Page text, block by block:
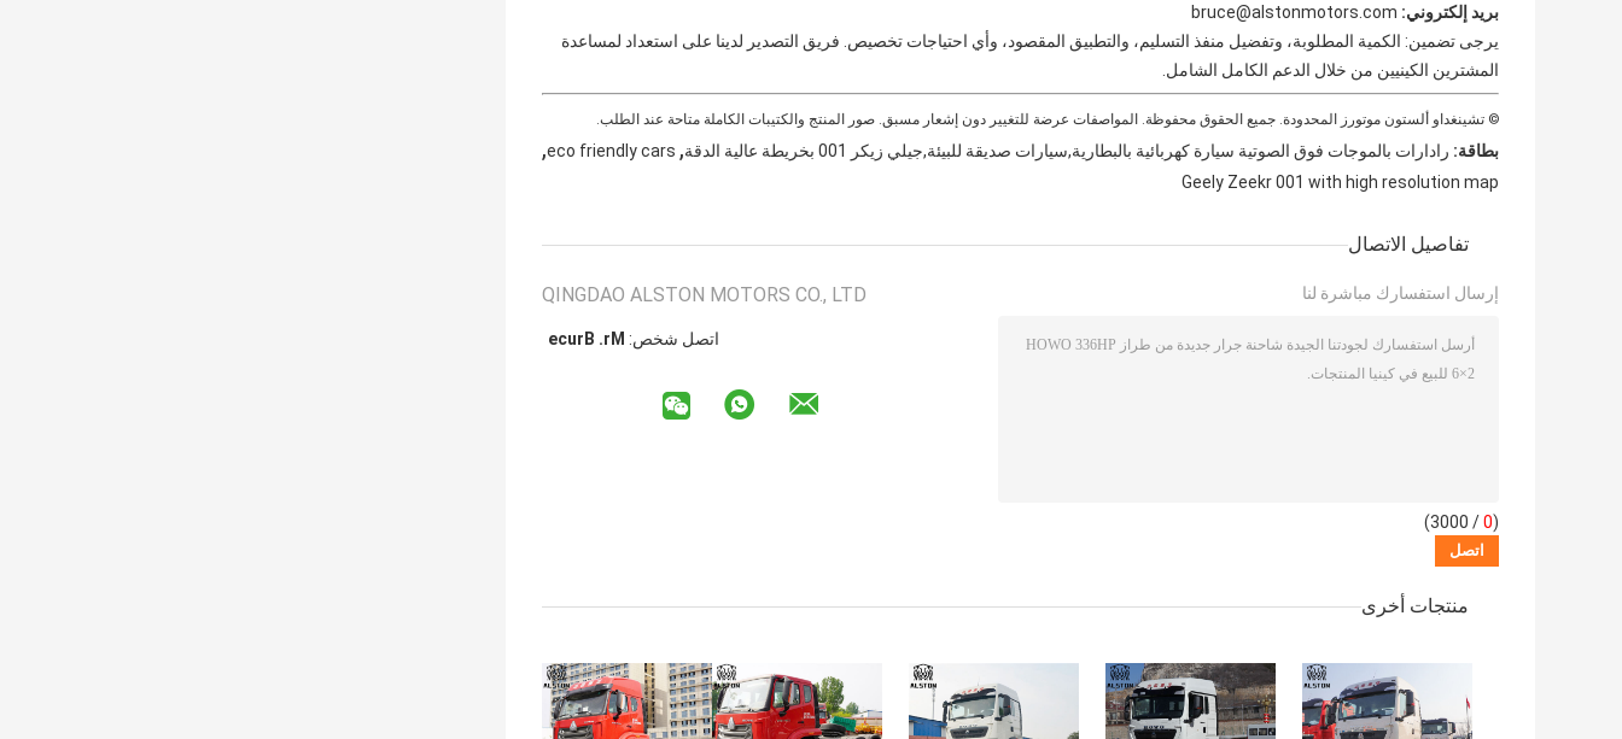
بريد إلكتروني: bruce@alstonmotors.com
يرجى تضمين: الكمية المطلوبة، وتفضيل منفذ التسليم، والتطبيق المقصود، وأي احتياجات تخصيص. فريق التصدير لدينا على استعداد لمساعدة
المشترين الكينيين من خلال الدعم الكامل الشامل.
© تشينغداو ألستون موتورز المحدودة. جميع الحقوق محفوظة. المواصفات عرضة للتغيير دون إشعار مسبق. صور المنتج والكتيبات الكاملة متاحة عند الطلب.
بطاقة: رادارات بالموجات فوق الصوتية سيارة كهربائية بالبطارية,سيارات صديقة للبيئة,جيلي زيكر 001 بخريطة عالية الدقة ,
eco friendly cars
,
Geely Zeekr 001 with high resolution map
تفاصيل الاتصال
QINGDAO ALSTON MOTORS CO., LTD
اتصل شخص: Mr. Bruce
إرسال استفسارك مباشرة لنا
(
0
/ 3000)
منتجات أخرى